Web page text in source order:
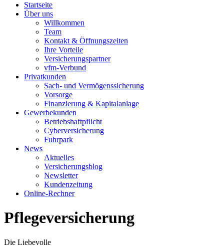
Startseite
Über uns
Willkommen
Team
Kontakt & Öffnungszeiten
Ihre Vorteile
Versicherungspartner
vfm-Verbund
Privatkunden
Sach- und Vermögenssicherung
Vorsorge
Finanzierung & Kapitalanlage
Gewerbekunden
Betriebshaftpflicht
Cyberversicherung
Fuhrpark
News
Aktuelles
Versicherungsblog
Newsletter
Kundenzeitung
Online-Rechner
Pflegeversicherung
Die Liebevolle